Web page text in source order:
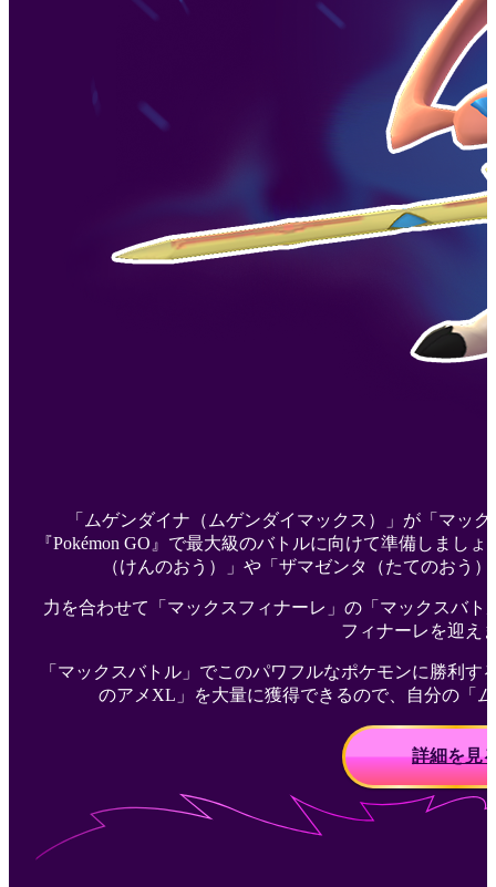
「ムゲンダイナ（ムゲンダイマックス）」が「マッ
『Pokémon GO』で最大級のバトルに向けて準備しまし
（けんのおう）」や「ザマゼンタ（たてのおう
力を合わせて「マックスフィナーレ」の「マックスバト
フィナーレを迎え
「マックスバトル」でこのパワフルなポケモンに勝利
のアメXL」を大量に獲得できるので、自分の「
詳細を見